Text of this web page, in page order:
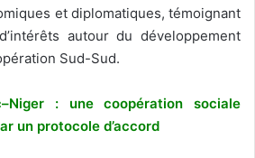
et diplomatiques, témoignant
autour du développement
Sud-Sud.
: une coopération sociale
un protocole d’accord